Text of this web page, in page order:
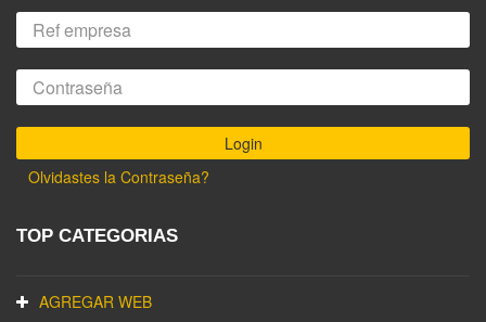
Olvidastes la Contraseña?
TOP CATEGORIAS
AGREGAR WEB